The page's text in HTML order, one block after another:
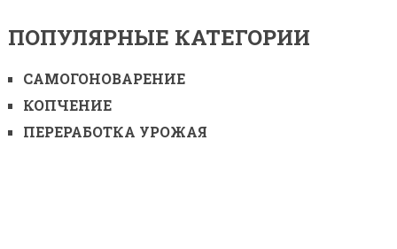
ПОПУЛЯРНЫЕ КАТЕГОРИИ
САМОГОНОВАРЕНИЕ
КОПЧЕНИЕ
ПЕРЕРАБОТКА УРОЖАЯ